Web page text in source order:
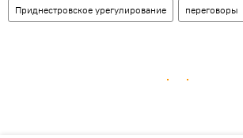
Приднестровское урегулирование переговоры